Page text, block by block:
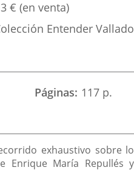
3 € (en venta)
Entender
Páginas 117 p.
exhaustivo sobre
Enrique María